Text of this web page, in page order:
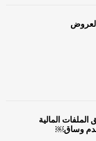
الملفات المالية
قدم وساق￼